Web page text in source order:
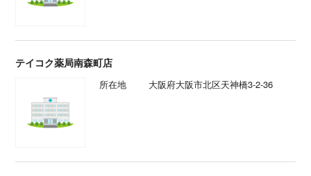
テイコク薬局南森町店
所在地 大阪府大阪市北区天神橋3-2-36